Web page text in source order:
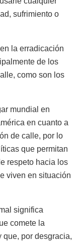
sufrimiento o
la erradicación
de los
como son los
mundial en
en cuanto a
de calle, por lo
que permitan
respeto hacia los
viven en situación
significa
comete la
por desgracia,